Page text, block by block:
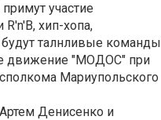
участие
хип-хопа,
талнливые команды
движение "МОДОС" при
Мариупольского
Денисенко и